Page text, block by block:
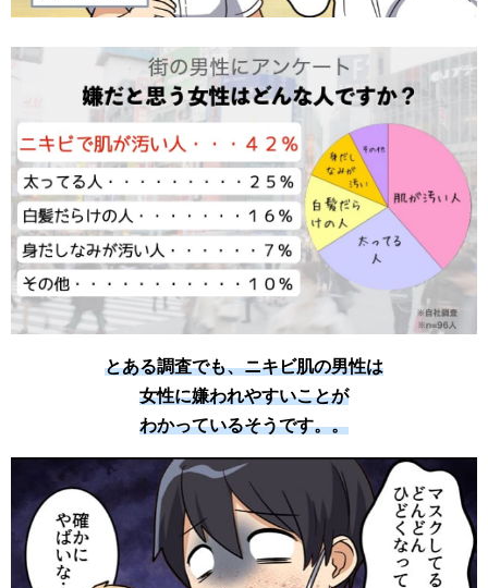
とある調査でも、ニキビ肌の男性は
女性に嫌われやすいことが
わかっているそうです。。